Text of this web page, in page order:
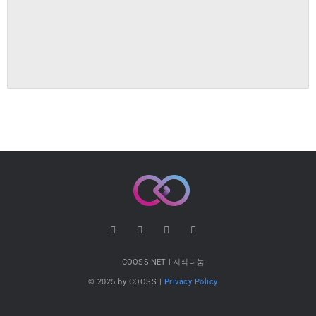
COOSS.NET | 지식나눔
© 2025 by COOSS | Privacy Policy